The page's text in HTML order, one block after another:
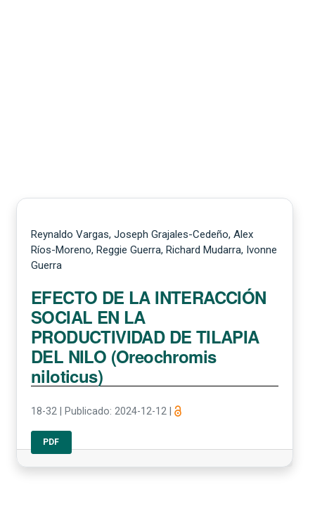
Reynaldo Vargas, Joseph Grajales-Cedeño, Alex
Ríos-Moreno, Reggie Guerra, Richard Mudarra, Ivonne
Guerra
EFECTO DE LA INTERACCIÓN
SOCIAL EN LA
PRODUCTIVIDAD DE TILAPIA
DEL NILO (Oreochromis
niloticus)
18-32 Publicado: 2024-12-12
PDF